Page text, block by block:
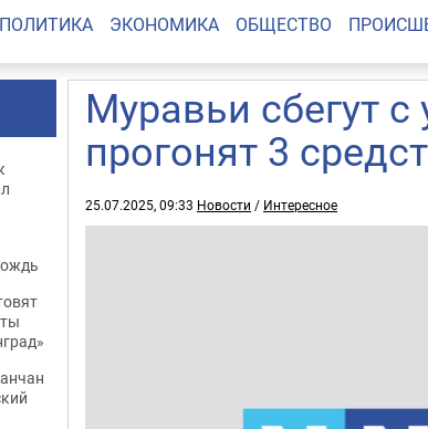
ПОЛИТИКА ЭКОНОМИКА ОБЩЕСТВО
Муравьи сбегут с
прогонят 3
25.07.2025, 09:33 Новости / Интересное